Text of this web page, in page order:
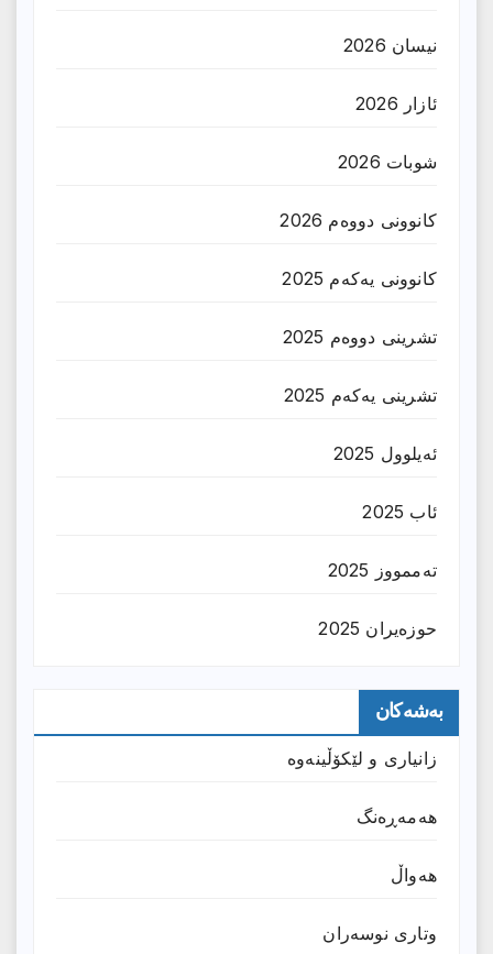
نیسان 2026
ئازار 2026
شوبات 2026
کانوونی دووەم 2026
کانوونی یەکەم 2025
تشرینی دووەم 2025
تشرینی یەکەم 2025
ئەیلوول 2025
ئاب 2025
تەممووز 2025
حوزه‌یران 2025
بەشەکان
زانیارى و لێکۆڵینەوە
هەمەڕەنگ
هەواڵ
وتارى نوسەران